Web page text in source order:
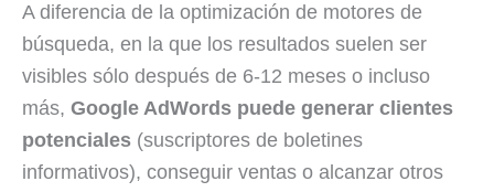
A diferencia de la optimización de motores de
búsqueda, en la que los resultados suelen ser
visibles sólo después de 6-12 meses o incluso
más, Google AdWords puede generar clientes
potenciales (suscriptores de boletines
informativos), conseguir ventas o alcanzar otros